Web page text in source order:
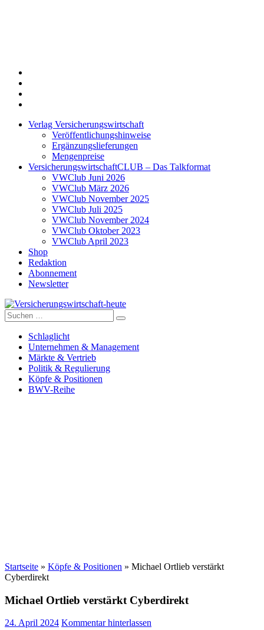
Verlag Versicherungswirtschaft
Veröffentlichungshinweise
Ergänzungslieferungen
Mengenpreise
VersicherungswirtschaftCLUB – Das Talkformat
VWClub Juni 2026
VWClub März 2026
VWClub November 2025
VWClub Juli 2025
VWClub November 2024
VWClub Oktober 2023
VWClub April 2023
Shop
Redaktion
Abonnement
Newsletter
Versicherungswirtschaft-heute
Suche
nach:
Schlaglicht
Unternehmen & Management
Märkte & Vertrieb
Politik & Regulierung
Köpfe & Positionen
BWV-Reihe
Startseite » Köpfe & Positionen » Michael Ortlieb verstärkt
Cyberdirekt
Michael Ortlieb verstärkt Cyberdirekt
24. April 2024 Kommentar hinterlassen